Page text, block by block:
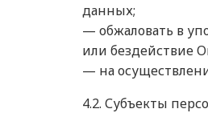
данных;
— обжаловать в
или бездействие
— на
4.2. Субъекты